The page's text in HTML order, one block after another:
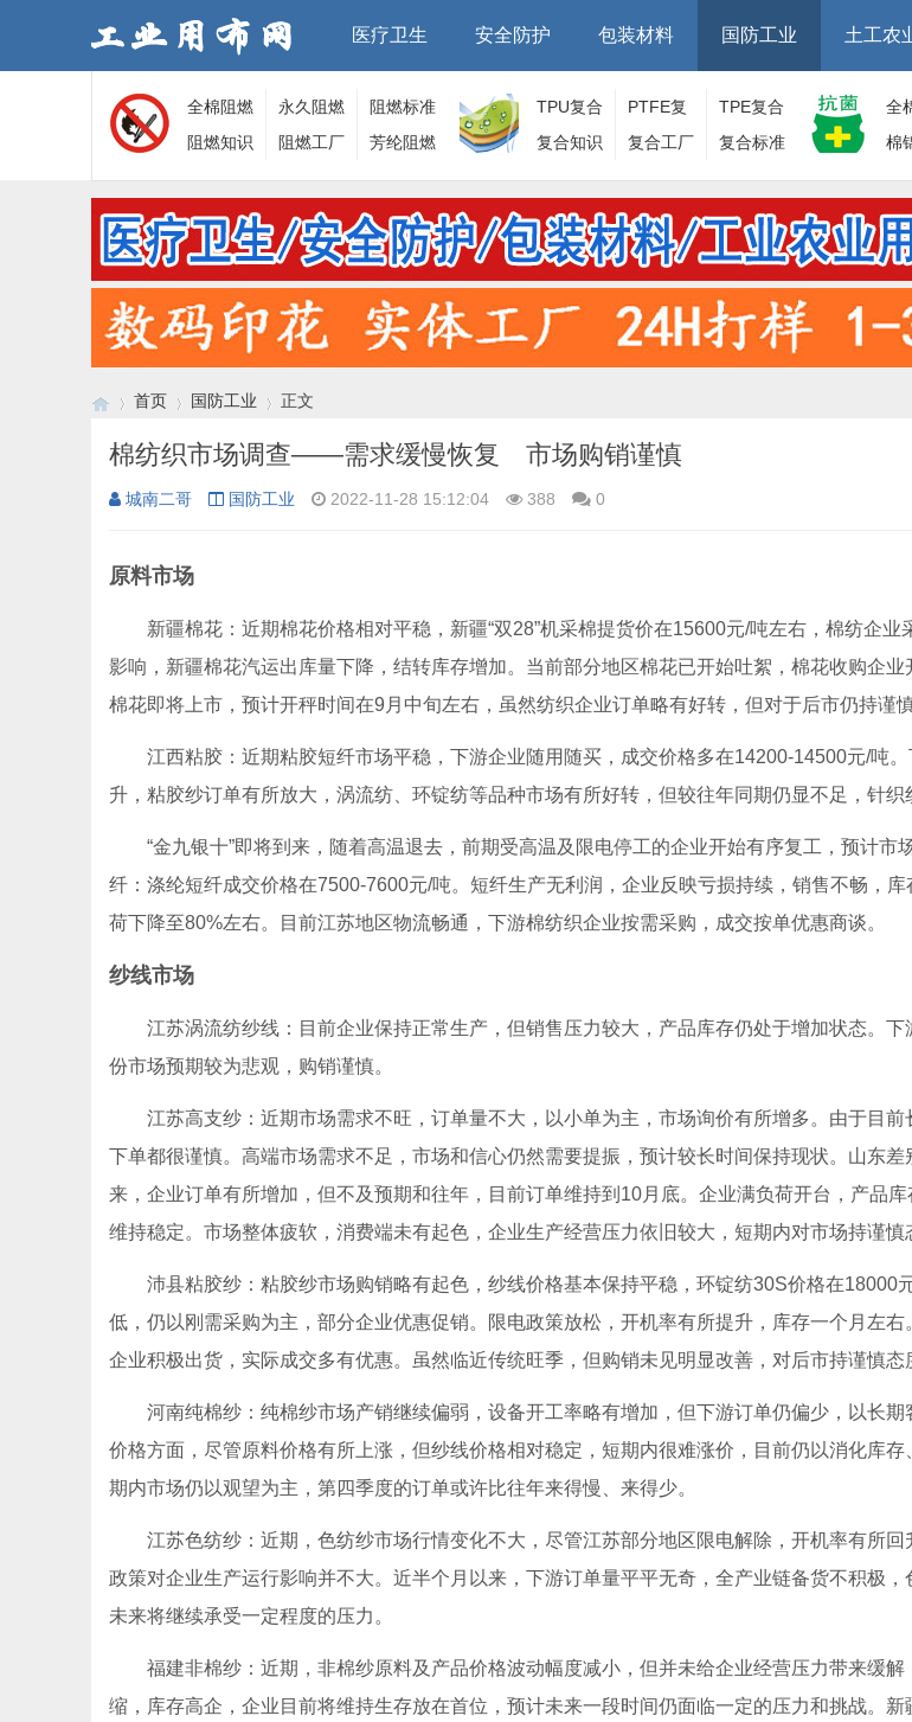
医疗卫生 安全防护 包装材料 国防工业 土工农
全棉阻燃
面料
永久阻燃
面料
阻燃标准
阻燃知识
阻燃工厂
芳纶阻燃
面料
TPU复合
面料
PTFE复
合面料
TPE复合
面料
复合知识 复合工厂 复合标准
全
棉
面
›
首页
›
国防工业
›
正文
棉纺织市场调查——需求缓慢恢复 市场购销谨慎
城南二哥 国防工业 2022-11-28 15:12:04 388 0
原料市场
新疆棉花：近期棉花价格相对平稳，新疆“双28”机采棉提货价在15600元/吨左右，棉纺企业
影响，新疆棉花汽运出库量下降，结转库存增加。当前部分地区棉花已开始吐絮，棉花收购企
棉花即将上市，预计开秤时间在9月中旬左右，虽然纺织企业订单略有好转，但对于后市仍持谨慎
江西粘胶：近期粘胶短纤市场平稳，下游企业随用随买，成交价格多在14200-14500元/吨。
升，粘胶纱订单有所放大，涡流纺、环锭纺等品种市场有所好转，但较往年同期仍显不足，针织
“金九银十”即将到来，随着高温退去，前期受高温及限电停工的企业开始有序复工，预计市
纤：涤纶短纤成交价格在7500-7600元/吨。短纤生产无利润，企业反映亏损持续，销售不畅，
荷下降至80%左右。目前江苏地区物流畅通，下游棉纺织企业按需采购，成交按单优惠商谈。
纱线市场
江苏涡流纺纱线：目前企业保持正常生产，但销售压力较大，产品库存仍处于增加状态。下
份市场预期较为悲观，购销谨慎。
江苏高支纱：近期市场需求不旺，订单量不大，以小单为主，市场询价有所增多。由于目前
下单都很谨慎。高端市场需求不足，市场和信心仍然需要提振，预计较长时间保持现状。山东差
来，企业订单有所增加，但不及预期和往年，目前订单维持到10月底。企业满负荷开台，产品
维持稳定。市场整体疲软，消费端未有起色，企业生产经营压力依旧较大，短期内对市场持谨慎
沛县粘胶纱：粘胶纱市场购销略有起色，纱线价格基本保持平稳，环锭纺30S价格在18000
低，仍以刚需采购为主，部分企业优惠促销。限电政策放松，开机率有所提升，库存一个月左右
企业积极出货，实际成交多有优惠。虽然临近传统旺季，但购销未见明显改善，对后市持谨慎态
河南纯棉纱：纯棉纱市场产销继续偏弱，设备开工率略有增加，但下游订单仍偏少，以长期
价格方面，尽管原料价格有所上涨，但纱线价格相对稳定，短期内很难涨价，目前仍以消化库
期内市场仍以观望为主，第四季度的订单或许比往年来得慢、来得少。
江苏色纺纱：近期，色纺纱市场行情变化不大，尽管江苏部分地区限电解除，开机率有所回
政策对企业生产运行影响并不大。近半个月以来，下游订单量平平无奇，全产业链备货不积极，
未来将继续承受一定程度的压力。
福建非棉纱：近期，非棉纱原料及产品价格波动幅度减小，但并未给企业经营压力带来缓解
缩，库存高企，企业目前将维持生存放在首位，预计未来一段时间仍面临一定的压力和挑战。